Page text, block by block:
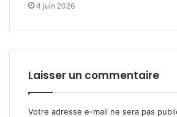
4 juin 2026
Laisser un commentaire
Votre adresse e-mail ne sera pas